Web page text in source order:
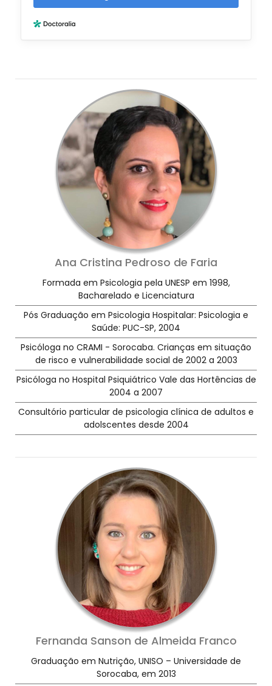
Ana Cristina Pedroso de Faria
Formada em Psicologia pela UNESP em 1998,
Bacharelado e Licenciatura
Pós Graduação em Psicologia Hospitalar: Psicologia e
Saúde: PUC-SP, 2004
Psicóloga no CRAMI - Sorocaba. Crianças em situação
de risco e vulnerabilidade social de 2002 a 2003
Psicóloga no Hospital Psiquiátrico Vale das Hortências de
2004 a 2007
Consultório particular de psicologia clínica de adultos e
adolscentes desde 2004
Fernanda Sanson de Almeida Franco
Graduação em Nutrição, UNISO – Universidade de
Sorocaba, em 2013